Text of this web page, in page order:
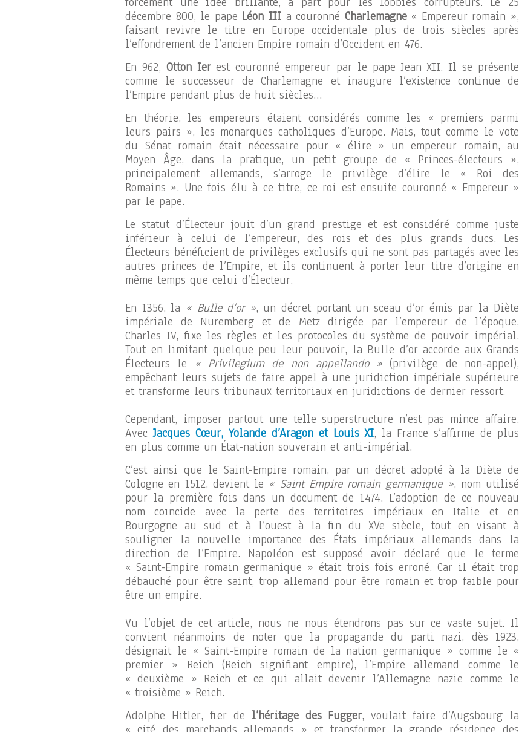
décembre 800, le pape Léon IIIa couronné Charlemagne« Empereur romain »,
faisant revivre le titre en Europe occidentale plus de trois siècles après
l’effondrement de l’ancien Empire romain d’Occident en 476.
En 962, Otton Ierest couronné empereur par le pape Jean XII. Il se présente
comme le successeur de Charlemagne et inaugure l’existence continue de
l’Empire pendant plus de huit siècles…
En théorie, les empereurs étaient considérés comme les « premiers parmi
leurs pairs », les monarques catholiques d’Europe. Mais, tout comme le vote
du Sénat romain était nécessaire pour « élire » un empereur romain, au
Moyen Âge, dans la pratique, un petit groupe de « Princes-électeurs »,
principalement allemands, s’arroge le privilège d’élire le « Roi des
Romains ». Une fois élu à ce titre, ce roi est ensuite couronné « Empereur »
par le pape.
Le statut d’Électeur jouit d’un grand prestige et est considéré comme juste
inférieur à celui de l’empereur, des rois et des plus grands ducs. Les
Électeurs bénéficient de privilèges exclusifs qui ne sont pas partagés avec les
autres princes de l’Empire, et ils continuent à porter leur titre d’origine en
même temps que celui d’Électeur.
En 1356, la « Bulle d’or », un décret portant un sceau d’or émis par la Diète
impériale de Nuremberg et de Metz dirigée par l’empereur de l’époque,
Charles IV, fixe les règles et les protocoles du système de pouvoir impérial.
Tout en limitant quelque peu leur pouvoir, la Bulle d’or accorde aux Grands
Électeurs le « Privilegium de non appellando » (privilège de non-appel),
empêchant leurs sujets de faire appel à une juridiction impériale supérieure
et transforme leurs tribunaux territoriaux en juridictions de dernier ressort.
Cependant, imposer partout une telle superstructure n’est pas mince affaire.
AvecJacques Cœur, Yolande d’Aragon et Louis XI, la France s’affirme de plus
en plus comme un État-nation souverain et anti-impérial.
C’est ainsi que le Saint-Empire romain, par un décret adopté à la Diète de
Cologne en 1512, devient le « Saint Empire romain germanique », nom utilisé
pour la première fois dans un document de 1474. L’adoption de ce nouveau
nom coïncide avec la perte des territoires impériaux en Italie et en
Bourgogne au sud et à l’ouest à la fin du XVe siècle, tout en visant à
souligner la nouvelle importance des États impériaux allemands dans la
direction de l’Empire. Napoléon est supposé avoir déclaré que le terme
« Saint-Empire romain germanique » était trois fois erroné. Car il était trop
débauché pour être saint, trop allemand pour être romain et trop faible pour
être un empire.
Vu l’objet de cet article, nous ne nous étendrons pas sur ce vaste sujet. Il
convient néanmoins de noter que la propagande du parti nazi, dès 1923,
désignait le « Saint-Empire romain de la nation germanique » comme le «
premier » Reich (Reich signifiant empire), l’Empire allemand comme le
« deuxième » Reich et ce qui allait devenir l’Allemagne nazie comme le
« troisième » Reich.
Adolphe Hitler, fier de l’héritage des Fugger, voulait faire d’Augsbourg la